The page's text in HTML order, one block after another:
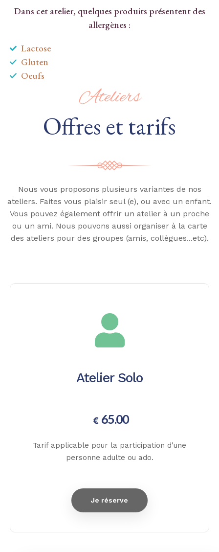
Dans cet atelier, quelques produits présentent des
allergènes :
Lactose
Gluten
Oeufs
Ateliers
Offres et tarifs
Nous vous proposons plusieurs variantes de nos
ateliers. Faites vous plaisir seul (e), ou avec un enfant.
Vous pouvez également offrir un atelier à un proche
ou un ami. Nous pouvons aussi organiser à la carte
des ateliers pour des groupes (amis, collègues...etc).
Atelier Solo
€ 65.00
Tarif applicable pour la participation d'une
personne adulte ou ado.
Je réserve